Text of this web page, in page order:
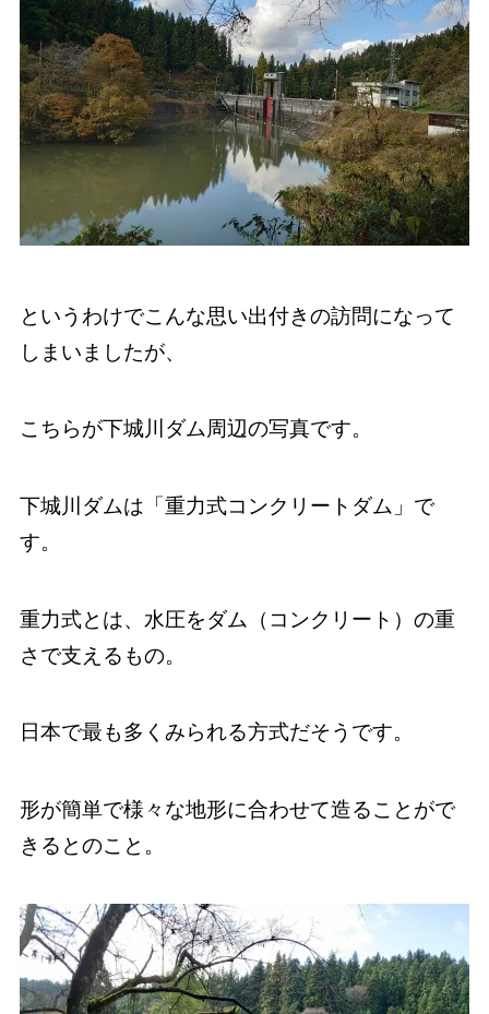
というわけでこんな思い出付きの訪問になって
しまいましたが、
こちらが下城川ダム周辺の写真です。
下城川ダムは「重力式コンクリートダム」で
す。
重力式とは、水圧をダム（コンクリート）の重
さで支えるもの。
日本で最も多くみられる方式だそうです。
形が簡単で様々な地形に合わせて造ることがで
きるとのこと。